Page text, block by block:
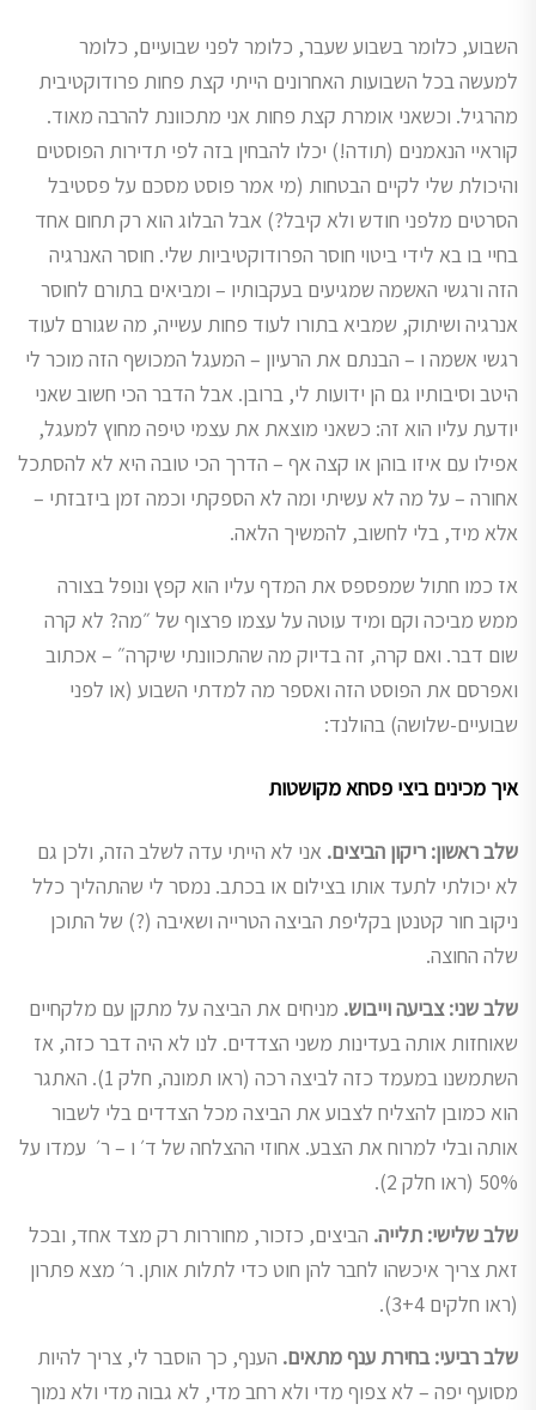
השבוע, כלומר בשבוע שעבר, כלומר לפני שבועיים, כלומר
למעשה בכל השבועות האחרונים הייתי קצת פחות פרודוקטיבית
מהרגיל. וכשאני אומרת קצת פחות אני מתכוונת להרבה מאוד.
קוראיי הנאמנים (תודה!) יכלו להבחין בזה לפי תדירות הפוסטים
והיכולת שלי לקיים הבטחות (מי אמר פוסט מסכם על פסטיבל
הסרטים מלפני חודש ולא קיבל?) אבל הבלוג הוא רק תחום אחד
בחיי בו בא לידי ביטוי חוסר הפרודוקטיביות שלי. חוסר האנרגיה
הזה ורגשי האשמה שמגיעים בעקבותיו – ומביאים בתורם לחוסר
אנרגיה ושיתוק, שמביא בתורו לעוד פחות עשייה, מה שגורם לעוד
רגשי אשמה ו – הבנתם את הרעיון – המעגל המכושף הזה מוכר לי
היטב וסיבותיו גם הן ידועות לי, ברובן. אבל הדבר הכי חשוב שאני
יודעת עליו הוא זה: כשאני מוצאת את עצמי טיפה מחוץ למעגל,
אפילו עם איזו בוהן או קצה אף – הדרך הכי טובה היא לא להסתכל
אחורה – על מה לא עשיתי ומה לא הספקתי וכמה זמן ביזבזתי –
אלא מיד, בלי לחשוב, להמשיך הלאה.
אז כמו חתול שמפספס את המדף עליו הוא קפץ ונופל בצורה
ממש מביכה וקם ומיד עוטה על עצמו פרצוף של ״מה? לא קרה
שום דבר. ואם קרה, זה בדיוק מה שהתכוונתי שיקרה״ – אכתוב
ואפרסם את הפוסט הזה ואספר מה למדתי השבוע (או לפני
שבועיים-שלושה) בהולנד:
איך מכינים ביצי פסחא מקושטות
שלב ראשון: ריקון הביצים. אני לא הייתי עדה לשלב הזה, ולכן גם
לא יכולתי לתעד אותו בצילום או בכתב. נמסר לי שהתהליך כלל
ניקוב חור קטנטן בקליפת הביצה הטרייה ושאיבה (?) של התוכן
שלה החוצה.
שלב שני: צביעה וייבוש. מניחים את הביצה על מתקן עם מלקחיים
שאוחזות אותה בעדינות משני הצדדים. לנו לא היה דבר כזה, אז
השתמשנו במעמד כזה לביצה רכה (ראו תמונה, חלק 1). האתגר
הוא כמובן להצליח לצבוע את הביצה מכל הצדדים בלי לשבור
אותה ובלי למרוח את הצבע. אחוזי ההצלחה של ד׳ ו – ר׳ עמדו על
50% (ראו חלק 2).
שלב שלישי: תלייה. הביצים, כזכור, מחוררות רק מצד אחד, ובכל
זאת צריך איכשהו לחבר להן חוט כדי לתלות אותן. ר׳ מצא פתרון
(ראו חלקים 3+4).
שלב רביעי: בחירת ענף מתאים. הענף, כך הוסבר לי, צריך להיות
מסועף יפה – לא צפוף מדי ולא רחב מדי, לא גבוה מדי ולא נמוך